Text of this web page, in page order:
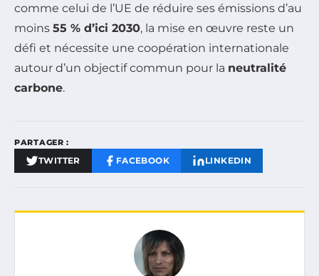
comme celui de l’UE de réduire ses émissions d’au
moins 55 % d’ici 2030, la mise en œuvre reste un
défi et nécessite une coopération internationale
autour d’un objectif commun pour la neutralité
carbone.
PARTAGER :
TWITTER FACEBOOK LINKEDIN